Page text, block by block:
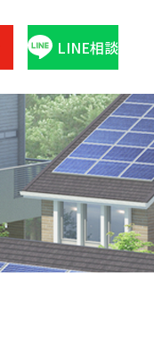
LINE相談